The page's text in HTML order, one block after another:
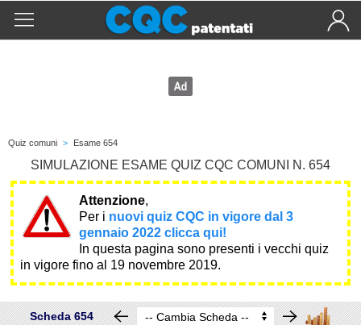
Quiz comuni > Esame 654
SIMULAZIONE ESAME QUIZ CQC COMUNI N. 654
Attenzione,
Per i nuovi quiz CQC in vigore dal 3
gennaio 2022 clicca qui!
In questa pagina sono presenti i vecchi quiz
in vigore fino al 19 novembre 2019.
Scheda 654